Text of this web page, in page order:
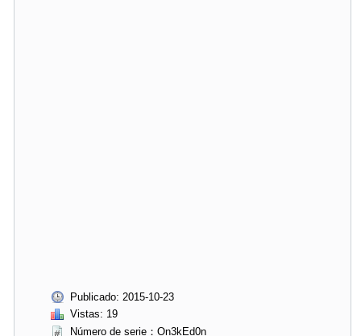
Publicado: 2015-10-23
Vistas: 19
Número de serie：On3kEd0n